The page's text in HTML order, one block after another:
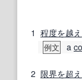
1 程度を越
例文 a
2 限界を超